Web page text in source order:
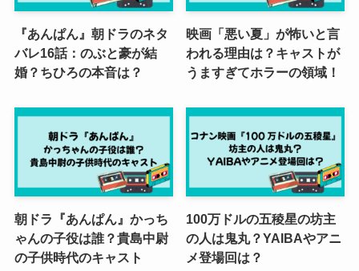
『あんぱん』朝ドラのネタ
バレ16話：のぶと豪が結
婚？ちひろの本音は？
映画「悪い夏」が怖いと言
われる理由は？キャストが
うますぎてホラーの領域！
朝ドラ『あんぱん』かっち
ゃんの子役は誰？貴島中尉
の子供時代のキャスト
100万ドルの五稜星の坊主
の人は鬼丸？YAIBAやアニ
メ登場回は？